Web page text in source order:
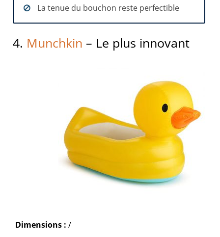
La tenue du bouchon reste perfectible
4. Munchkin – Le plus innovant
Dimensions : /